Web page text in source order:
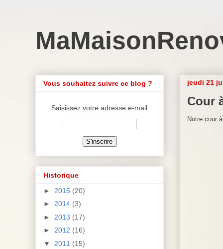
jeudi 21
Cour
Notre cour
Vous souhaitez suivre ce blog ?
Saisissez votre adresse e-mail
Historique
► 2015 (20)
► 2014 (3)
► 2013 (17)
► 2012 (16)
▼ 2011 (15)